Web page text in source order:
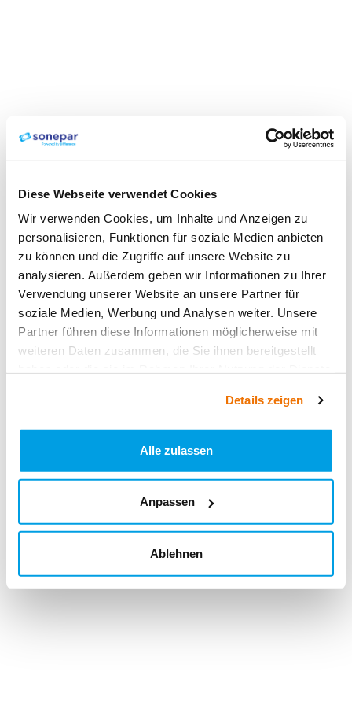
Diese Webseite verwendet Cookies
Wir verwenden Cookies, um Inhalte und Anzeigen zu
personalisieren, Funktionen für soziale Medien anbieten
zu können und die Zugriffe auf unsere Website zu
analysieren. Außerdem geben wir Informationen zu Ihrer
Verwendung unserer Website an unsere Partner für
soziale Medien, Werbung und Analysen weiter. Unsere
Partner führen diese Informationen möglicherweise mit
weiteren Daten zusammen, die Sie ihnen bereitgestellt
Details zeigen
Alle zulassen
Anpassen
Ablehnen